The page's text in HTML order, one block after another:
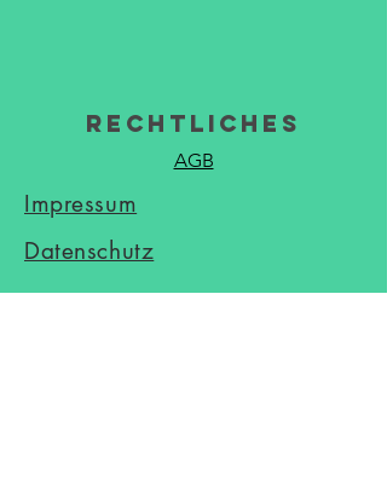
Rechtliches
AGB
Impressum
Datenschutz